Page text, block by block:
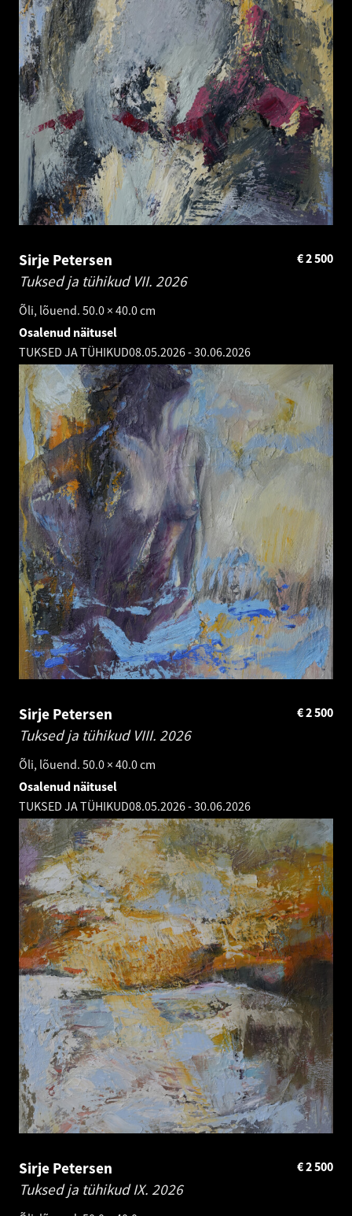
Sirje Petersen
Tuksed ja tühikud VII. 2026
Õli, lõuend. 50.0 × 40.0 cm
2 500
€
Osalenud näitusel
TUKSED JA TÜHIKUD08.05.2026-30.06.2026
Sirje Petersen
Tuksed ja tühikud VIII. 2026
Õli, lõuend. 50.0 × 40.0 cm
2 500
€
Osalenud näitusel
TUKSED JA TÜHIKUD08.05.2026-30.06.2026
Sirje Petersen
Tuksed ja tühikud IX. 2026
2 500
€